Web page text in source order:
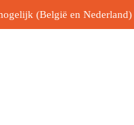
(België en Nederland)